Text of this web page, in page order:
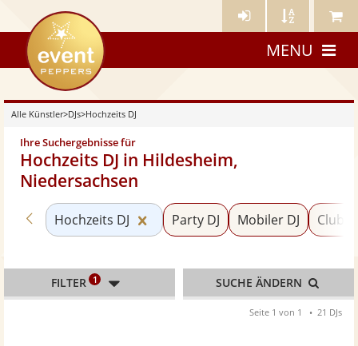
Künstler- Künstler Meine
eventpeppers
MENU
Alle Künstler>DJs>Hochzeits DJ
Ihre Suchergebnisse für
Hochzeits DJ in Hildesheim,
Niedersachsen
Zurück zu «DJs»
Hochzeits DJ Kategorie «Hochzeits DJ»
Party DJ Mobiler DJ Club
FILTER 1 SUCHE ÄNDERN
Seite 1 von 1 21 DJs